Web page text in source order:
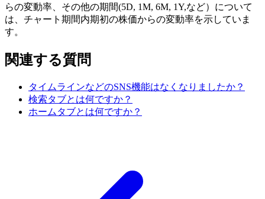
らの変動率、その他の期間(5D, 1M, 6M, 1Y,など）について
は、チャート期間内期初の株価からの変動率を示していま
す。
関連する質問
タイムラインなどのSNS機能はなくなりましたか？
検索タブとは何ですか？
ホームタブとは何ですか？